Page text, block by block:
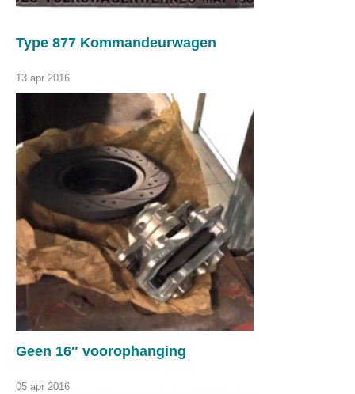
Type 877 Kommandeurwagen
13 apr 2016
Geen 16″ voorophanging
05 apr 2016